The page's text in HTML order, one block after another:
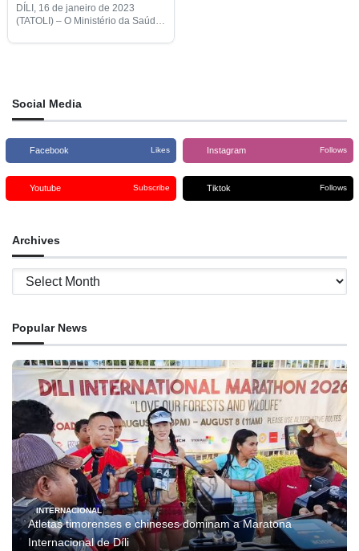
duas empresas
DÍLI, 16 de janeiro de 2023
(TATOLI) – O Ministério da Saúde
Social Media
Facebook Likes Instagram Follows
Youtube Subscribe Tiktok Follows
Archives
Archives
Popular News
INTERNACIONAL
Atletas timorenses e chineses dominam a Maratona
Internacional de Díli